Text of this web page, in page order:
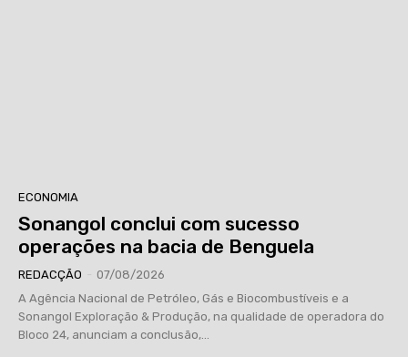
ECONOMIA
Sonangol conclui com sucesso
operações na bacia de Benguela
REDACÇÃO
07/08/2026
A Agência Nacional de Petróleo, Gás e Biocombustíveis e a
Sonangol Exploração & Produção, na qualidade de operadora do
Bloco 24, anunciam a conclusão,...